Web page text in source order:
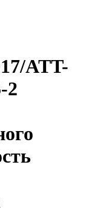
ATT-
2